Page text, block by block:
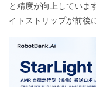
と精度が向上していま
イトストリップが前後